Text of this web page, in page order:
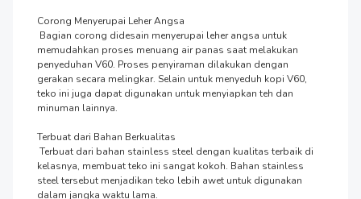
Corong Menyerupai Leher Angsa
memudahkan proses menuang air panas saat melakukan
penyeduhan V60. Proses penyiraman dilakukan dengan
gerakan secara melingkar. Selain untuk menyeduh kopi V60,
teko ini juga dapat digunakan untuk menyiapkan teh dan
minuman lainnya.
Terbuat dari Bahan Berkualitas
kelasnya, membuat teko ini sangat kokoh. Bahan stainless
steel tersebut menjadikan teko lebih awet untuk digunakan
dalam jangka waktu lama.